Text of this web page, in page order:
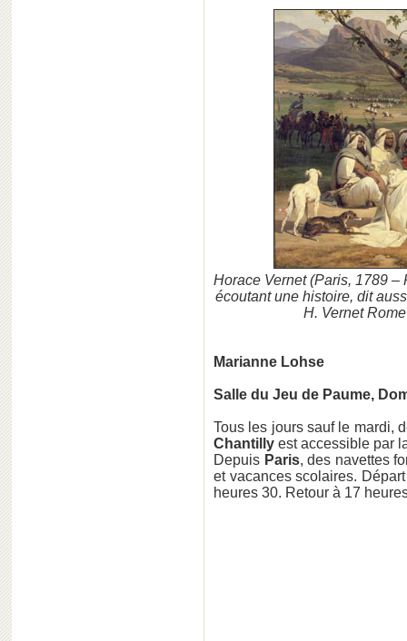
Horace Vernet (Paris, 1789
écoutant une histoire, dit
H. Vernet
Marianne Lohse
Salle du Jeu de Paume,
Tous les jours sauf le mardi,
Chantilly est accessible par
Depuis Paris, des navettes
et vacances scolaires.
heures 30. Retour à 17